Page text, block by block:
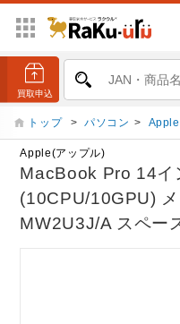
トップ > パソコン >
Apple(アップル)
MacBook Pro 14イ
(10CPU/10GPU)
MW2U3J/A スペー